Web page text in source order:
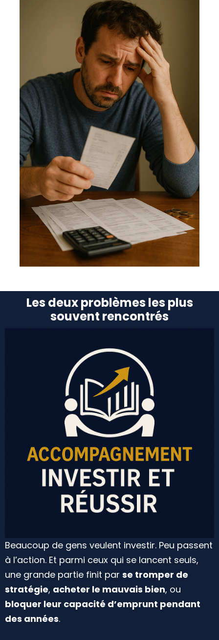
Les deux problèmes les plus
souvent rencontrés
Beaucoup de gens veulent investir. Peu passent
à l’action. Et parmi ceux qui se lancent seuls,
une grande partie finit par se tromper de
stratégie, acheter le mauvais bien, ou
bloquer leur capacité d’emprunt pendant
des années.